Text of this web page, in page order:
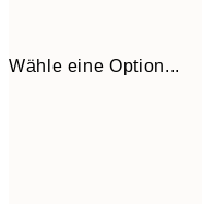
Wähle eine Option...